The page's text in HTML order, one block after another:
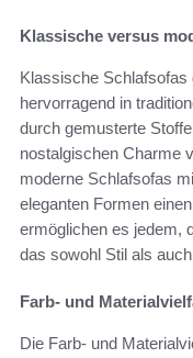
Klassische versus
Klassische Schlafsofas
hervorragend in
durch gemusterte
nostalgischen Charme
moderne Schlafsofas
eleganten Formen
ermöglichen es jedem,
das sowohl Stil als
Farb- und
Die Farb- und